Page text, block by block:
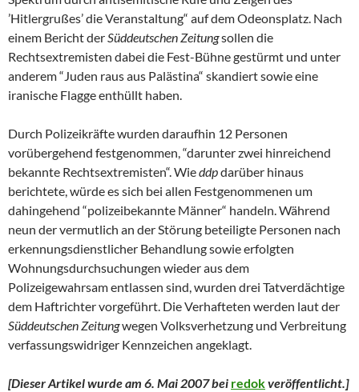
’Hitlergrußes’ die Veranstaltung“ auf dem Odeonsplatz. Nach
einem Bericht derSüddeutschen Zeitungsollen die
Rechtsextremisten dabei die Fest-Bühne gestürmt und unter
anderem “Juden raus aus Palästina“ skandiert sowie eine
iranische Flagge enthüllt haben.
Durch Polizeikräfte wurden daraufhin 12 Personen
vorübergehend festgenommen, “darunter zwei hinreichend
bekannte Rechtsextremisten“. Wieddpdarüber hinaus
berichtete, würde es sich bei allen Festgenommenen um
dahingehend “polizeibekannte Männer“ handeln. Während
neun der vermutlich an der Störung beteiligte Personen nach
erkennungsdienstlicher Behandlung sowie erfolgten
Wohnungsdurchsuchungen wieder aus dem
Polizeigewahrsam entlassen sind, wurden drei Tatverdächtige
dem Haftrichter vorgeführt. Die Verhafteten werden laut der
Süddeutschen Zeitungwegen Volksverhetzung und Verbreitung
verfassungswidriger Kennzeichen angeklagt.
[Dieser Artikel wurde am 6. Mai 2007 bei redokveröffentlicht.]